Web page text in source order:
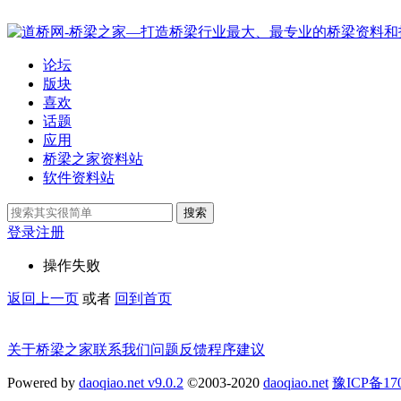
论坛
版块
喜欢
话题
应用
桥梁之家资料站
软件资料站
搜索
登录注册
操作失败
返回上一页 或者 回到首页
关于桥梁之家联系我们问题反馈程序建议
Powered by daoqiao.net v9.0.2 ©2003-2020 daoqiao.net 豫ICP备